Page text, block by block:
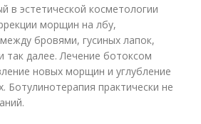
в эстетической косметологии
морщин на лбу,
бровями, гусиных лапок,
так далее. Лечение ботоксом
новых морщин и углубление
Ботулинотерапия практически не